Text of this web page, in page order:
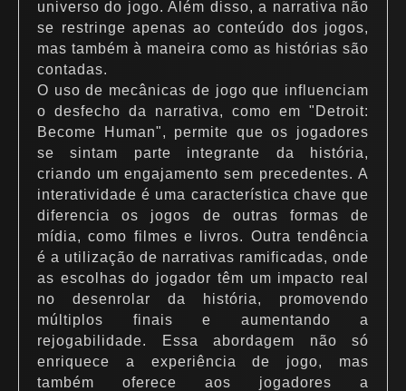
universo do jogo. Além disso, a narrativa não
se restringe apenas ao conteúdo dos jogos,
mas também à maneira como as histórias são
contadas.
O uso de mecânicas de jogo que influenciam
o desfecho da narrativa, como em "Detroit:
Become Human", permite que os jogadores
se sintam parte integrante da história,
criando um engajamento sem precedentes. A
interatividade é uma característica chave que
diferencia os jogos de outras formas de
mídia, como filmes e livros. Outra tendência
é a utilização de narrativas ramificadas, onde
as escolhas do jogador têm um impacto real
no desenrolar da história, promovendo
múltiplos finais e aumentando a
rejogabilidade. Essa abordagem não só
enriquece a experiência de jogo, mas
também oferece aos jogadores a